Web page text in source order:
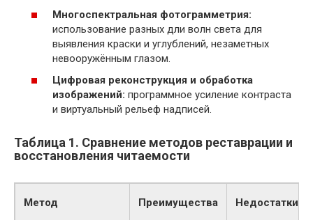
Многоспектральная фотограмметрия:
использование разных дли волн света для
выявления краски и углублений, незаметных
невооружённым глазом.
Цифровая реконструкция и обработка
изображений: программное усиление контраста
и виртуальный рельеф надписей.
Таблица 1. Сравнение методов реставрации и
восстановления читаемости
Метод Преимущества Недостатки